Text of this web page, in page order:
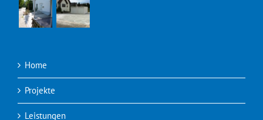
Home
Projekte
Leistungen